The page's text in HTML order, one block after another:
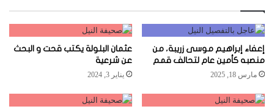
إعفاء إبراهيم موسى زريبة، من
منصبه كأمين عام لتحالف قمم
مارس 18, 2025
عثمان البلولة يكتب قحت و البحث
عن شرعية
يناير 3, 2024